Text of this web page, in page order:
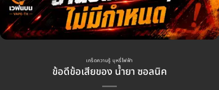
เกร็ดความรู้ บุหรี่ไฟฟ้า
ข้อดีข้อเสียของ น้ำยา ซอลนิค